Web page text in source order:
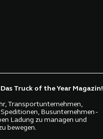
Das Truck of the Year Magazin!
Transportunternehmen,
Busunternehmen -
Ladung zu managen und
bewegen.